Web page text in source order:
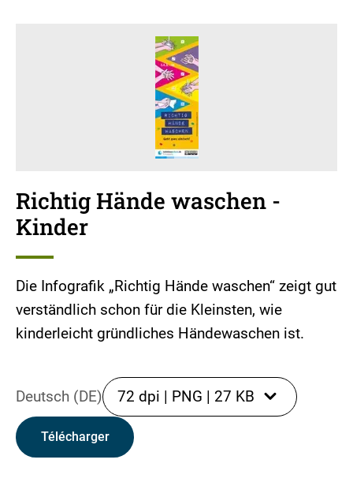
Richtig Hände waschen -
Kinder
Die Infografik „Richtig Hände waschen“ zeigt gut
verständlich schon für die Kleinsten, wie
kinderleicht gründliches Händewaschen ist.
Deutsch (DE) 72 dpi | PNG | 27 KB
Télécharger